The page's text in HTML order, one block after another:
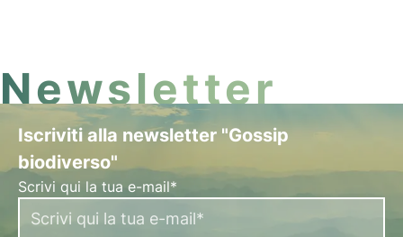
Newsletter
Iscriviti alla newsletter "Gossip
biodiverso"
Scrivi qui la tua e-mail*